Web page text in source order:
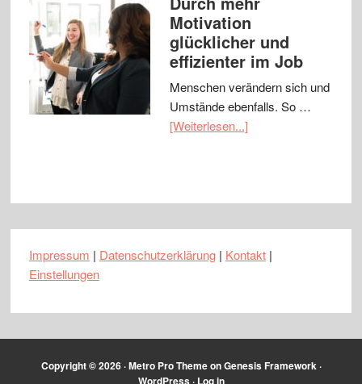
Motivation
glücklicher und
effizienter im Job
Menschen verändern sich und
Umstände ebenfalls. So …
[Weiterlesen...]
Impressum | Datenschutzerklärung| Kontakt|
Einstellungen
Copyright © 2026 ·Metro Pro ThemeonGenesis Framework·
WordPress· Log in